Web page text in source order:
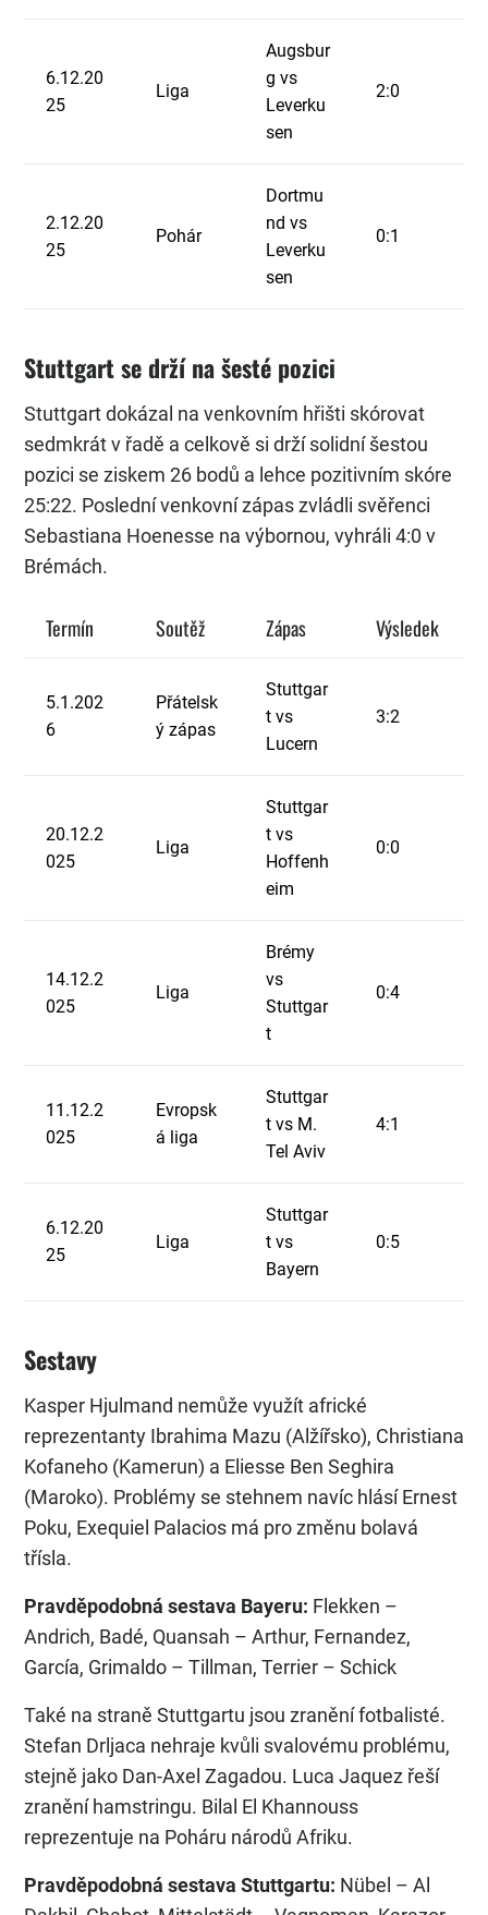
6.12.20
25
Liga
Augsbur
g vs
Leverku
sen
2:0
2.12.20
25
Pohár
Dortmu
nd vs
Leverku
sen
0:1
Stuttgart se drží na šesté pozici
Stuttgart dokázal na venkovním hřišti skórovat
sedmkrát v řadě a celkově si drží solidní šestou
pozici se ziskem 26 bodů a lehce pozitivním skóre
25:22. Poslední venkovní zápas zvládli svěřenci
Sebastiana Hoenesse na výbornou, vyhráli 4:0 v
Brémách.
Termín Soutěž Zápas Výsledek
5.1.202
6
Přátelsk
ý zápas
Stuttgar
t vs
Lucern
3:2
20.12.2
025
Liga
Stuttgar
t vs
Hoffenh
eim
0:0
14.12.2
025
Liga
Brémy
vs
Stuttgar
t
0:4
11.12.2
025
Evropsk
á liga
Stuttgar
t vs M.
Tel Aviv
4:1
6.12.20
25
Liga
Stuttgar
t vs
Bayern
0:5
Sestavy
Kasper Hjulmand nemůže využít africké
reprezentanty Ibrahima Mazu (Alžířsko), Christiana
Kofaneho (Kamerun) a Eliesse Ben Seghira
(Maroko). Problémy se stehnem navíc hlásí Ernest
Poku, Exequiel Palacios má pro změnu bolavá
třísla.
Pravděpodobná sestava Bayeru: Flekken –
Andrich, Badé, Quansah – Arthur, Fernandez,
García, Grimaldo – Tillman, Terrier – Schick
Také na straně Stuttgartu jsou zranění fotbalisté.
Stefan Drljaca nehraje kvůli svalovému problému,
stejně jako Dan-Axel Zagadou. Luca Jaquez řeší
zranění hamstringu. Bilal El Khannouss
reprezentuje na Poháru národů Afriku.
Pravděpodobná sestava Stuttgartu: Nübel – Al